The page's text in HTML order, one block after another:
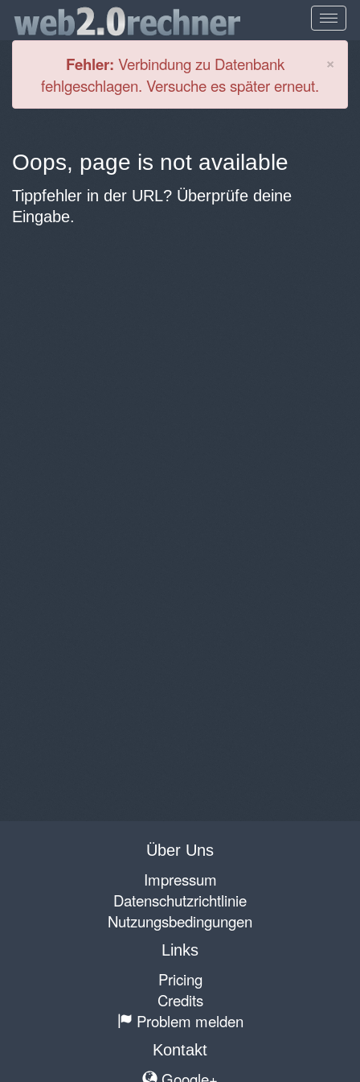
×
Fehler: Verbindung zu Datenbank
fehlgeschlagen. Versuche es später erneut.
Oops, page is not available
Tippfehler in der URL? Überprüfe deine
Eingabe.
Über Uns
Impressum
Datenschutzrichtlinie
Nutzungsbedingungen
Links
Pricing
Credits
Problem melden
Kontakt